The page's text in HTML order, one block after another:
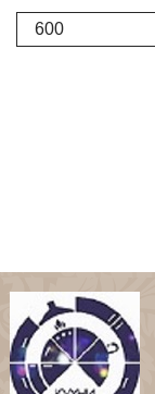
600